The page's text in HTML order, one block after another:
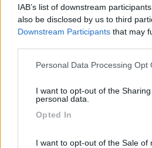
IAB’s list of downstream
also be disclosed by us to third
Downstream Participants that may
Please note that this website/app
not limited to your visit or usage
use your data for below specified
Personal Data Processing Opt
I want to opt-out of the
personal data.
Opted In
I want to opt-out of the Sale of
Infatti piccoli pachettini scritti in
ormai non ricordavo neppure piu di
____________________________________
Tommaso IZ4DJI